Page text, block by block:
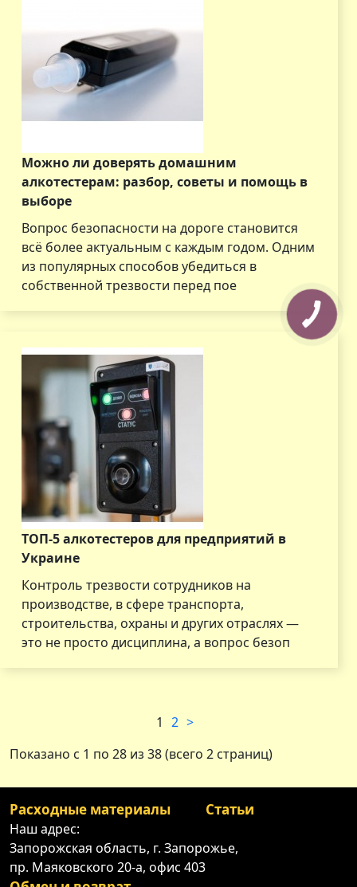
Можно ли доверять домашним
алкотестерам: разбор, советы и помощь в
выборе
Вопрос безопасности на дороге становится
всё более актуальным с каждым годом. Одним
из популярных способов убедиться в
собственной трезвости перед пое
ТОП-5 алкотестеров для предприятий в
Украине
Контроль трезвости сотрудников на
производстве, в сфере транспорта,
строительства, охраны и других отраслях —
это не просто дисциплина, а вопрос безоп
1 2 >
Показано с 1 по 28 из 38 (всего 2 страниц)
Расходные материалы Статьи
Наш адрес:
Запорожская область, г. Запорожье,
пр. Маяковского 20-а, офис 403